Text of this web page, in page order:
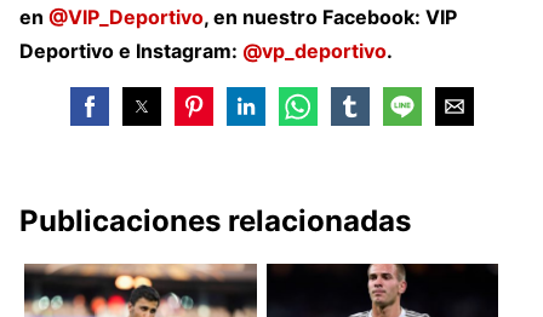
en @VIP_Deportivo, en nuestro Facebook: VIP
Deportivo e Instagram: @vp_deportivo.
Publicaciones relacionadas